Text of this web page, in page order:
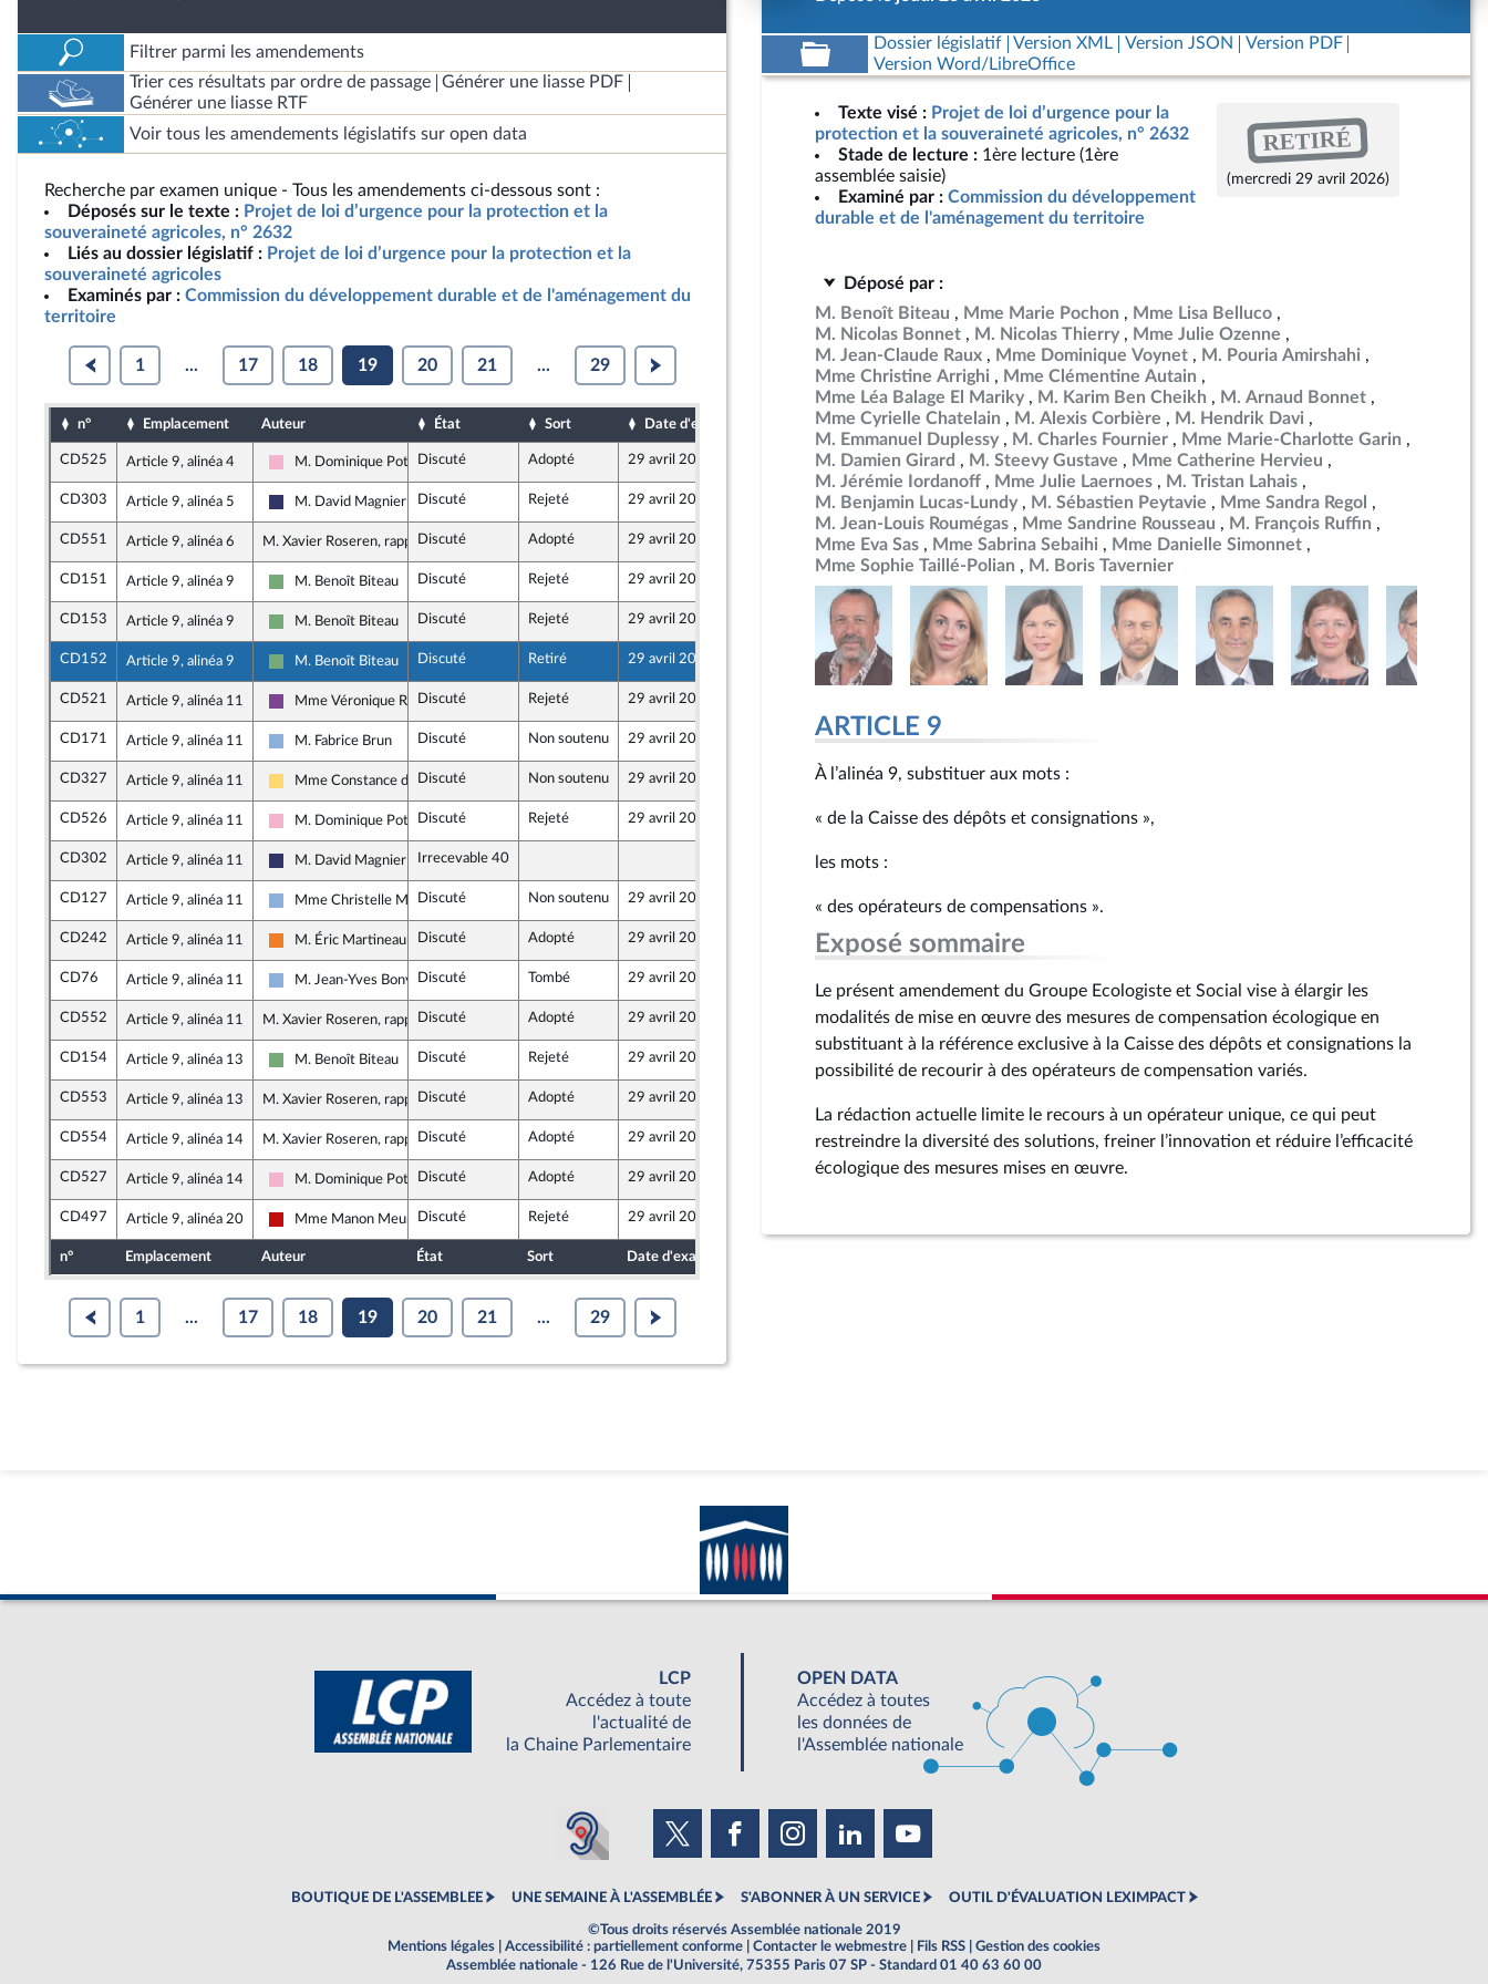
Filtrer parmi les amendements
Trier ces résultats par ordre de passage
Générer une liasse PDF
Générer une liasse RTF
Voir tous les amendements législatifs sur open data
Recherche par examen unique - Tous les amendements ci-dessous sont :
Déposés sur le texte : Projet de loi d’urgence pour la protection et la
souveraineté agricoles, n° 2632
Liés au dossier législatif : Projet de loi d’urgence pour la protection et la
souveraineté agricoles
Examinés par : Commission du développement durable et de l'aménagement du
territoire
1 ... 17 18 19 20 21 ... 29
n° Emplacement Auteur État Sort Date d'examen Date de dépôt
CD525 Article 9, alinéa 4
Socialistes et apparentés
M. Dominique PotierDiscuté Adopté 29 avril 2026 24 avril 2026
CD303 Article 9, alinéa 5
Rassemblement National
M. David Magnier Discuté Rejeté 29 avril 2026 24 avril 2026
CD551 Article 9, alinéa 6 M. Xavier Roseren, rapporteur
Discuté Adopté 29 avril 2026 27 avril 2026
CD151 Article 9, alinéa 9
Écologiste et Social
M. Benoît Biteau Discuté Rejeté 29 avril 2026
CD153 Article 9, alinéa 9
Écologiste et Social
M. Benoît Biteau Discuté Rejeté 29 avril 2026 23 avril 2026
CD152 Article 9, alinéa 9
Écologiste et Social
M. Benoît Biteau Discuté Retiré 29 avril 2026 23 avril 2026
CD521 Article 9, alinéa 11
Ensemble pour la République
Mme Véronique RiottonDiscuté Rejeté 29 avril 2026
CD171 Article 9, alinéa 11
Droite Républicaine
M. Fabrice Brun Discuté Non soutenu 29 avril 2026 24 avril 2026
CD327 Article 9, alinéa 11
Libertés, Indépendants, Outre-mer et Territoires
Mme Constance de Pélichy
Discuté Non soutenu 29 avril 2026 24 avril 2026
CD526 Article 9, alinéa 11
Socialistes et apparentés
M. Dominique PotierDiscuté Rejeté 29 avril 2026 24 avril 2026
CD302 Article 9, alinéa 11
Rassemblement National
M. David Magnier Irrecevable 40 24 avril 2026
CD127 Article 9, alinéa 11
Droite Républicaine
Mme Christelle MinardDiscuté Non soutenu 29 avril 2026 23 avril 2026
CD242 Article 9, alinéa 11
Les Démocrates
M. Éric Martineau Discuté Adopté 29 avril 2026 24 avril 2026
CD76 Article 9, alinéa 11
Droite Républicaine
M. Jean-Yves Bony Discuté Tombé 29 avril 2026
CD552 Article 9, alinéa 11 M. Xavier Roseren, rapporteur
Discuté Adopté 29 avril 2026 27 avril 2026
CD154 Article 9, alinéa 13
Écologiste et Social
M. Benoît Biteau Discuté Rejeté 29 avril 2026
CD553 Article 9, alinéa 13 M. Xavier Roseren, rapporteur
Discuté Adopté 29 avril 2026
CD554 Article 9, alinéa 14 M. Xavier Roseren, rapporteur
Discuté Adopté 29 avril 2026 27 avril 2026
CD527 Article 9, alinéa 14
Socialistes et apparentés
M. Dominique PotierDiscuté Adopté 29 avril 2026 24 avril 2026
CD497 Article 9, alinéa 20
La France insoumise - Nouveau Front Populaire
Mme Manon MeunierDiscuté Rejeté 29 avril 2026
n° Emplacement Auteur État Sort Date d'examen
1 ... 17 18 19 20 21 ... 29
Dossier législatif Version XML Version JSON
Version PDF
Version Word/LibreOffice
Texte visé : Projet de loi d’urgence pour la
protection et la souveraineté agricoles, n° 2632
Stade de lecture : 1ère lecture (1ère
assemblée saisie)
Examiné par : Commission du développement
durable et de l'aménagement du territoire
RETIRÉ
(mercredi 29 avril 2026)
Déposé par :
M. Benoît Biteau
Mme Marie Pochon
Mme Lisa Belluco
M. Nicolas Bonnet
M. Nicolas Thierry
Mme Julie Ozenne
M. Jean-Claude Raux
Mme Dominique Voynet
M. Pouria Amirshahi
Mme Christine Arrighi
Mme Clémentine Autain
Mme Léa Balage El Mariky
M. Karim Ben Cheikh
M. Arnaud Bonnet
Mme Cyrielle Chatelain
M. Alexis Corbière
M. Hendrik Davi
M. Emmanuel Duplessy
M. Charles Fournier
Mme Marie-Charlotte Garin
M. Damien Girard
M. Steevy Gustave
Mme Catherine Hervieu
M. Jérémie Iordanoff
Mme Julie Laernoes
M. Tristan Lahais
M. Benjamin Lucas-Lundy
M. Sébastien Peytavie
Mme Sandra Regol
M. Jean-Louis Roumégas
Mme Sandrine Rousseau
M. François Ruffin
Mme Eva Sas
Mme Sabrina Sebaihi
Mme Danielle Simonnet
Mme Sophie Taillé-Polian
M. Boris Tavernier
ARTICLE 9
À l’alinéa 9, substituer aux mots :
« de la Caisse des dépôts et consignations »,
les mots :
« des opérateurs de compensations ».
Exposé sommaire
Le présent amendement du Groupe Ecologiste et Social vise à élargir les
modalités de mise en œuvre des mesures de compensation écologique en
substituant à la référence exclusive à la Caisse des dépôts et consignations la
possibilité de recourir à des opérateurs de compensation variés.
La rédaction actuelle limite le recours à un opérateur unique, ce qui peut
restreindre la diversité des solutions, freiner l’innovation et réduire l’efficacité
écologique des mesures mises en œuvre.
LCP
Accédez à toute
l'actualité de
la Chaine Parlementaire
OPEN DATA
Accédez à toutes
les données de
l'Assemblée nationale
BOUTIQUE DE L'ASSEMBLEE UNE SEMAINE À L'ASSEMBLÉE S'ABONNER À UN SERVICE OUTIL D'ÉVALUATION LEXIMPACT
©Tous droits réservés Assemblée nationale 2019
Mentions légales
Accessibilité : partiellement conforme Contacter le webmestre Fils RSS
Gestion des cookies
Assemblée nationale - 126 Rue de l'Université, 75355 Paris 07 SP - Standard 01 40 63 60 00